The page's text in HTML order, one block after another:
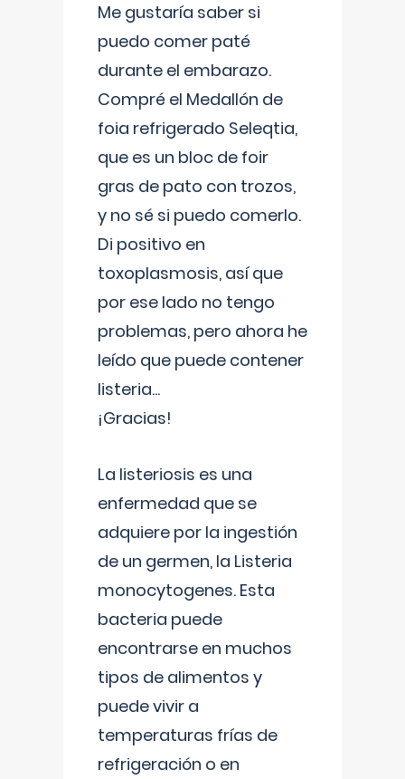
Me gustaría saber si
puedo comer paté
durante el embarazo.
Compré el Medallón de
foia refrigerado Seleqtia,
que es un bloc de foir
gras de pato con trozos,
y no sé si puedo comerlo.
Di positivo en
toxoplasmosis, así que
por ese lado no tengo
problemas, pero ahora he
leído que puede contener
listeria...
¡Gracias!
La listeriosis es una
enfermedad que se
adquiere por la ingestión
de un germen, la Listeria
monocytogenes. Esta
bacteria puede
encontrarse en muchos
tipos de alimentos y
puede vivir a
temperaturas frías de
refrigeración o en